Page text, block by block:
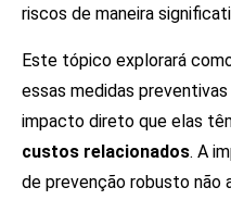
riscos de maneira
Este tópico explorará
essas medidas
impacto direto que elas
custos relacionados. A
de prevenção robusto não